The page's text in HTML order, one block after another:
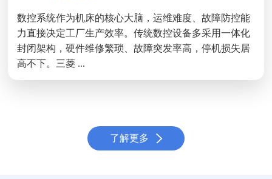
​数控系统作为机床的核心大脑，运维难度、故障防控能
力直接决定工厂生产效率。传统数控设备多采用一体化
封闭架构，硬件维修繁琐、故障突发率高，停机损失居
高不下。三菱 ...
了解更多